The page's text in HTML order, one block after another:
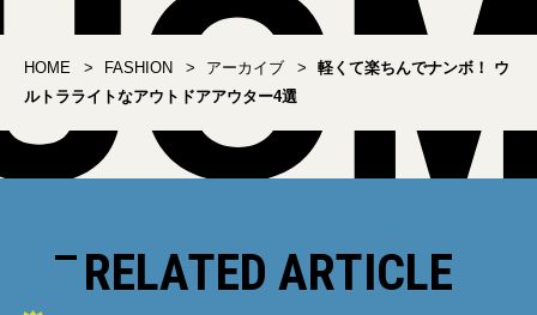
HOME FASHION アーカイブ
軽くて楽ちんでナンボ！ ウ
ルトラライトなアウトドアアウター4選
RELATED ARTICLE